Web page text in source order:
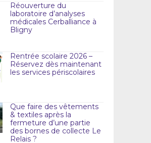
Réouverture du
laboratoire d’analyses
médicales Cerballiance à
Bligny
Rentrée scolaire 2026 –
Réservez dès maintenant
les services périscolaires
Que faire des vêtements
& textiles après la
fermeture d’une partie
des bornes de collecte Le
Relais ?